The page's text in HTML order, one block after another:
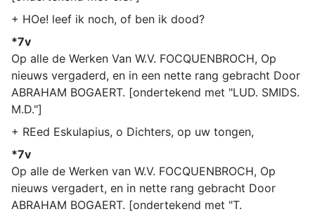
+ HOe! leef ik noch, of ben ik dood?
*7v
Op alle de Werken Van W.V. FOCQUENBROCH, Op
nieuws vergaderd, en in een nette rang gebracht Door
ABRAHAM BOGAERT. [ondertekend met "LUD. SMIDS.
M.D."]
+ REed Eskulapius, o Dichters, op uw tongen,
*7v
Op alle de Werken van W.V. FOCQUENBROCH, Op
nieuws vergadert, en in nette rang gebracht Door
ABRAHAM BOGAERT. [ondertekend met "T.